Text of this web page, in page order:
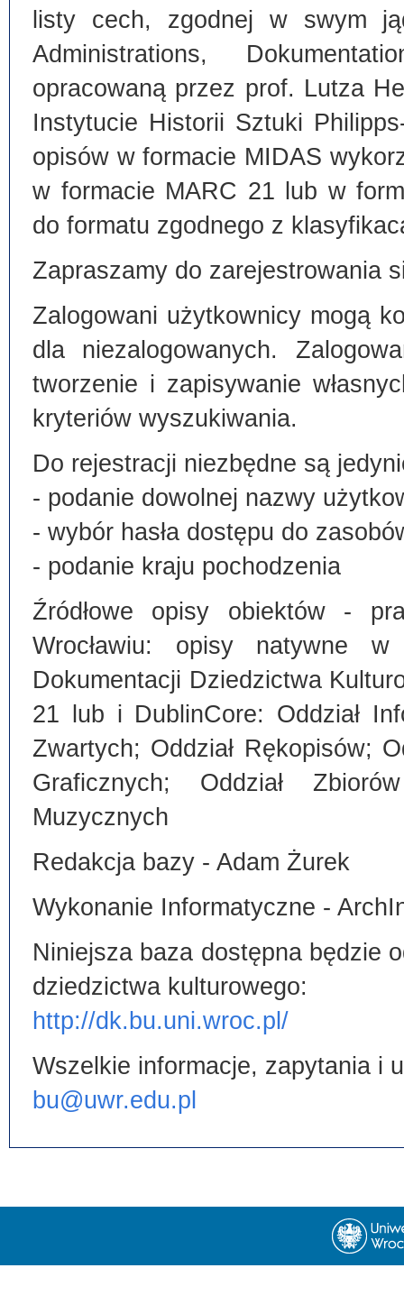
listy cech, zgodnej w swym
Administrations,
opracowaną przez prof. Lutza
Instytucie Historii Sztuki
opisów w formacie MIDAS
w formacie MARC 21 lub w
do formatu zgodnego z
Zapraszamy do zarejestrowania
Zalogowani użytkownicy mogą
dla niezalogowanych.
tworzenie i zapisywanie
kryteriów wyszukiwania.
Do rejestracji niezbędne są
- podanie dowolnej nazwy
- wybór hasła dostępu do
- podanie kraju pochodzenia
Źródłowe opisy obiektów -
Wrocławiu: opisy natywne
Dokumentacji Dziedzictwa
21 lub i DublinCore: Oddział
Zwartych; Oddział Rękopisów;
Graficznych; Oddział
Muzycznych
Redakcja bazy - Adam Żurek
Wykonanie Informatyczne -
Niniejsza baza dostępna będzie
dziedzictwa kulturowego:
http://dk.bu.uni.wroc.pl/
Wszelkie informacje, zapytania i
bu@uwr.edu.pl